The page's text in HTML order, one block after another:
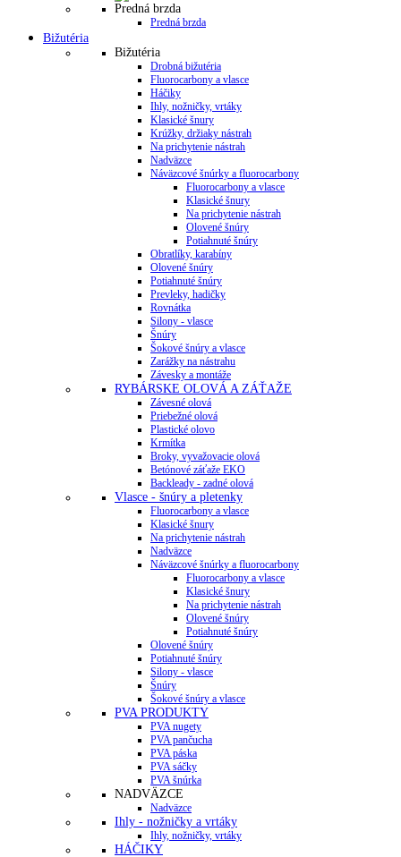
Predná brzda
Predná brzda
Bižutéria
Bižutéria
Drobná bižutéria
Fluorocarbony a vlasce
Háčiky
Ihly, nožničky, vrtáky
Klasické šnury
Krúžky, držiaky nástrah
Na prichytenie nástrah
Nadväzce
Náväzcové šnúrky a fluorocarbony
Fluorocarbony a vlasce
Klasické šnury
Na prichytenie nástrah
Olovené šnúry
Potiahnuté šnúry
Obratlíky, karabíny
Olovené šnúry
Potiahnuté šnúry
Prevleky, hadičky
Rovnátka
Silony - vlasce
Šnúry
Šokové šnúry a vlasce
Zarážky na nástrahu
Závesky a montáže
RYBÁRSKE OLOVÁ A ZÁŤAŽE
Závesné olová
Priebežné olová
Plastické olovo
Krmítka
Broky, vyvažovacie olová
Betónové záťaže EKO
Backleady - zadné olová
Vlasce - šnúry a pletenky
Fluorocarbony a vlasce
Klasické šnury
Na prichytenie nástrah
Nadväzce
Náväzcové šnúrky a fluorocarbony
Fluorocarbony a vlasce
Klasické šnury
Na prichytenie nástrah
Olovené šnúry
Potiahnuté šnúry
Olovené šnúry
Potiahnuté šnúry
Silony - vlasce
Šnúry
Šokové šnúry a vlasce
PVA PRODUKTY
PVA nugety
PVA pančucha
PVA páska
PVA sáčky
PVA šnúrka
NADVÄZCE
Nadväzce
Ihly - nožničky a vrtáky
Ihly, nožničky, vrtáky
HÁČIKY